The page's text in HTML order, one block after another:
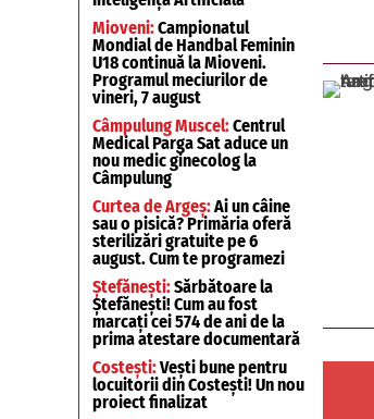
Mioveni:Campionatul
Mondial de Handbal Feminin
U18 continuă la Mioveni.
Programul meciurilor de
vineri, 7 august
Câmpulung Muscel:Centrul
Medical Parga Sat aduce un
nou medic ginecolog la
Câmpulung
Curtea de Argeș:Ai un câine
sau o pisică? Primăria oferă
sterilizări gratuite pe 6
august. Cum te programezi
Ștefănești:Sărbătoare la
Ștefănești! Cum au fost
marcați cei 574 de ani de la
prima atestare documentară
Costești:Vești bune pentru
locuitorii din Costești! Un nou
proiect finalizat